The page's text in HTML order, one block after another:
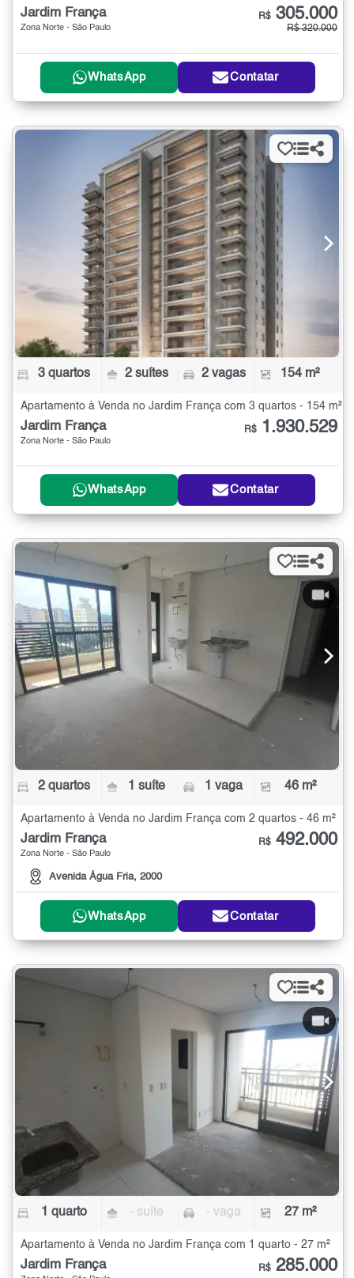
Jardim França
Zona Norte - São Paulo
R$ 305.000
R$ 320.000
WhatsApp Contatar
3 quartos 2 suítes 2 vagas 154 m²
Apartamento à Venda no Jardim França com 3 quartos - 154 m²
Jardim França
Zona Norte - São Paulo
R$ 1.930.529
WhatsApp Contatar
2 quartos 1 suíte 1 vaga 46 m²
Apartamento à Venda no Jardim França com 2 quartos - 46 m²
Jardim França
Zona Norte - São Paulo
Avenida Água Fria, 2000
R$ 492.000
WhatsApp Contatar
1 quarto - suíte - vaga 27 m²
Apartamento à Venda no Jardim França com 1 quarto - 27 m²
Jardim França R$ 285.000